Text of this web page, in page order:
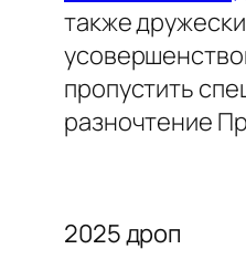
также
пропустить
разночтение
2025 дроп